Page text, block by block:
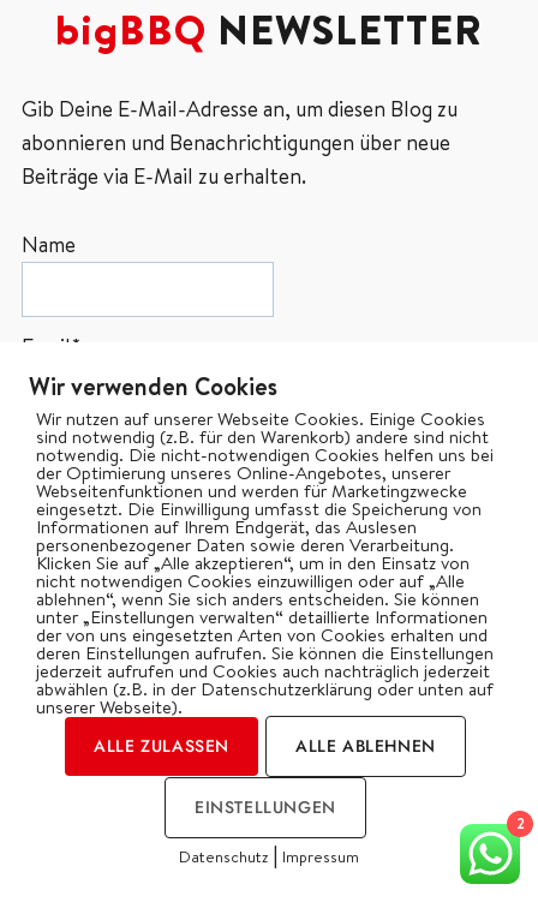
bigBBQ NEWSLETTER
Gib Deine E-Mail-Adresse an, um diesen Blog zu
abonnieren und Benachrichtigungen über neue
Beiträge via E-Mail zu erhalten.
Name
Email*
FOLLOW US ON INSTAGRAM
bigbbqde
Oliver Gawryluk – Digital Creator
2
Wir verwenden Cookies
Wir nutzen auf unserer Webseite Cookies. Einige Cookies
sind notwendig (z.B. für den Warenkorb) andere sind nicht
notwendig. Die nicht-notwendigen Cookies helfen uns bei
der Optimierung unseres Online-Angebotes, unserer
Webseitenfunktionen und werden für Marketingzwecke
eingesetzt. Die Einwilligung umfasst die Speicherung von
Informationen auf Ihrem Endgerät, das Auslesen
personenbezogener Daten sowie deren Verarbeitung.
Klicken Sie auf „Alle akzeptieren“, um in den Einsatz von
nicht notwendigen Cookies einzuwilligen oder auf „Alle
ablehnen“, wenn Sie sich anders entscheiden. Sie können
unter „Einstellungen verwalten“ detaillierte Informationen
der von uns eingesetzten Arten von Cookies erhalten und
deren Einstellungen aufrufen. Sie können die Einstellungen
jederzeit aufrufen und Cookies auch nachträglich jederzeit
abwählen (z.B. in der Datenschutzerklärung oder unten auf
unserer Webseite).
ALLE ZULASSEN ALLE ABLEHNEN
EINSTELLUNGEN
Datenschutz | Impressum